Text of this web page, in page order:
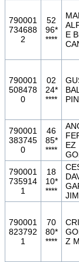
790001
734688
2
52
96*
****
E
790001
508478
0
02
24*
****
790001
383745
0
46
85*
****
EZ
790001
735914
1
18
10*
****
790001
823792
1
70
80*
****
Z